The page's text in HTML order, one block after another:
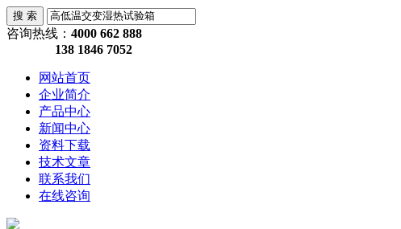
咨询热线： 4000 662 888
138 1846 7052
网站首页
企业简介
产品中心
新闻中心
资料下载
技术文章
联系我们
在线咨询